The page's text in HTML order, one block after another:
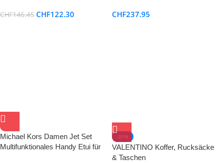
CHF146.45 CHF122.30
CHF237.95
Michael Kors Damen Jet Set
Multifunktionales Handy Etui für
-31%
VALENTINO Koffer, Rucksäcke
& Taschen